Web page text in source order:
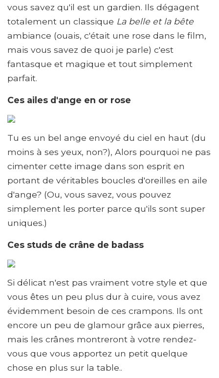
vous savez qu'il est un gardien. Ils dégagent
totalement un classique La belle et la bête
ambiance (ouais, c'était une rose dans le film,
mais vous savez de quoi je parle) c'est
fantasque et magique et tout simplement
parfait.
Ces ailes d'ange en or rose
Tu es un bel ange envoyé du ciel en haut (du
moins à ses yeux, non?), Alors pourquoi ne pas
cimenter cette image dans son esprit en
portant de véritables boucles d'oreilles en aile
d'ange? (Ou, vous savez, vous pouvez
simplement les porter parce qu'ils sont super
uniques.)
Ces studs de crâne de badass
Si délicat n'est pas vraiment votre style et que
vous êtes un peu plus dur à cuire, vous avez
évidemment besoin de ces crampons. Ils ont
encore un peu de glamour grâce aux pierres,
mais les crânes montreront à votre rendez-
vous que vous apportez un petit quelque
chose en plus sur la table..